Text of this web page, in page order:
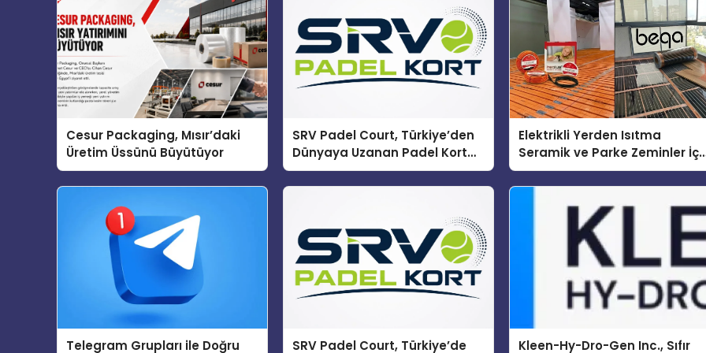
Cesur Packaging, Mısır’daki
Üretim Üssünü Büyütüyor
SRV Padel Court, Türkiye’den
Dünyaya Uzanan Padel Kort
Üretiminde Güvenin Adresi
Elektrikli Yerden Isıtma
Seramik ve Parke Zeminler
En Verimli Çözümler
Telegram Grupları ile Doğru SRV Padel Court, Türkiye’de Kleen-Hy-Dro-Gen Inc., Sıfır